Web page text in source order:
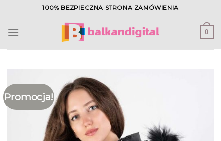
content
100% BEZPIECZNA STRONA ZAMÓWIENIA
0
Promocja!